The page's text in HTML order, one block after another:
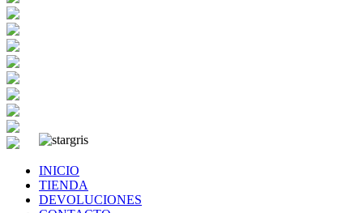
INICIO
TIENDA
DEVOLUCIONES